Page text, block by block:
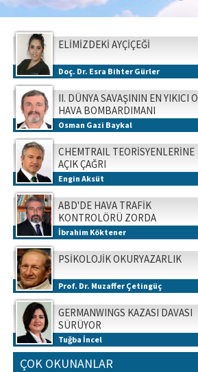
ELİMİZDEKİ AYÇİÇEĞİ
Doç. Dr. Esra Bihter Gürler
II. DÜNYA SAVAŞININ EN YIKICI
HAVA BOMBARDIMANI
Osman Gazi Baykal
CHEMTRAIL TEORİSYENLERİNE
AÇIK ÇAĞRI
Engin Aksüt
ABD'DE HAVA TRAFİK
KONTROLÖRÜ ZORDA
İbrahim Köktener
PSİKOLOJİK OKURYAZARLIK
Prof. Dr. Muzaffer Çetingüç
GERMANWINGS KAZASI DAVASI
SÜRÜYOR
Tuğba İncel
ÇOK OKUNANLAR